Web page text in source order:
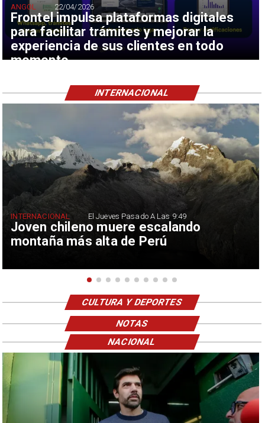
Frontel impulsa plataformas digitales
para facilitar trámites y mejorar la
experiencia de sus clientes en todo
momento
ANGOL 22/04/2026
Joven chileno muere escalando
montaña más alta de Perú
INTERNACIONAL El Jueves Pasado A Las 9:49
INTERNACIONAL
CULTURA Y DEPORTES
NOTAS
NACIONAL